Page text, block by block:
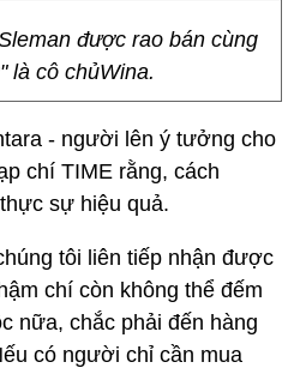
được rao bán cùng
là cô chủWina.
- người lên ý tưởng cho
chí TIME rằng, cách
sự hiệu quả.
tôi liên tiếp nhận được
chí còn không thể đếm
nữa, chắc phải đến hàng
có người chỉ cần mua